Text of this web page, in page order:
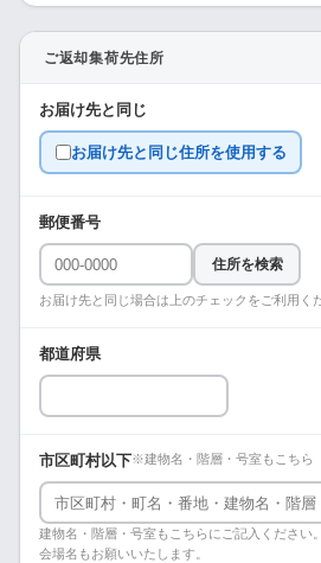
ご返却集荷先住所
お届け先と同じ
お届け先と同じ住所を使用する
郵便番号
住所を検索
お届け先と同じ場合は上のチェックをご利用く
都道府県
市区町村以下※建物名・階層・号室もこちら
建物名・階層・号室もこちらにご記入ください
会場名もお願いいたします。